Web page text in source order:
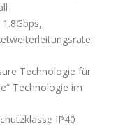
Technologie für
Technologie im
IP40